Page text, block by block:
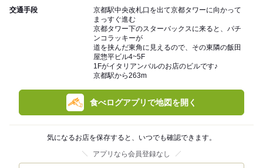
交通手段
京都駅中央改札口を出て京都タワーに向かって
まっすぐ進む
京都タワー下のスターバックスに来ると、パチ
ンコラッキーが
道を挟んだ東角に見えるので、その東隣の飯田
屋惣平ビル4~5F
1Fがイタリアンバルのお店のビルです♪
京都駅から263m
食べログアプリで地図を開く
気になるお店を保存すると、いつでも確認できます。
アプリなら会員登録なし